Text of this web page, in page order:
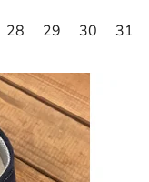
28 29 30 31